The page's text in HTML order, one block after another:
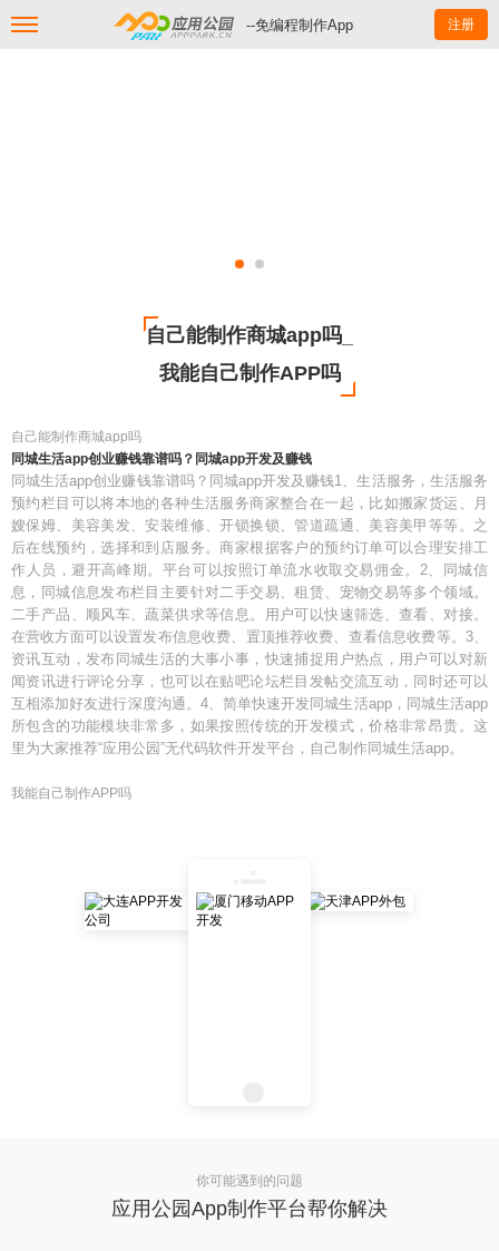
--免编程制作App 注册
自己能制作商城app吗_
我能自己制作APP吗
自己能制作商城app吗
同城生活app创业赚钱靠谱吗？同城app开发及赚钱
同城生活app创业赚钱靠谱吗？同城app开发及赚钱1、生活服务，生活服务
预约栏目可以将本地的各种生活服务商家整合在一起，比如搬家货运、月
嫂保姆、美容美发、安装维修、开锁换锁、管道疏通、美容美甲等等。之
后在线预约，选择和到店服务。商家根据客户的预约订单可以合理安排工
作人员，避开高峰期。平台可以按照订单流水收取交易佣金。2、同城信
息，同城信息发布栏目主要针对二手交易、租赁、宠物交易等多个领域。
二手产品、顺风车、蔬菜供求等信息。用户可以快速筛选、查看、对接。
在营收方面可以设置发布信息收费、置顶推荐收费、查看信息收费等。3、
资讯互动，发布同城生活的大事小事，快速捕捉用户热点，用户可以对新
闻资讯进行评论分享，也可以在贴吧论坛栏目发帖交流互动，同时还可以
互相添加好友进行深度沟通。4、简单快速开发同城生活app，同城生活app
所包含的功能模块非常多，如果按照传统的开发模式，价格非常昂贵。这
里为大家推荐“应用公园”无代码软件开发平台，自己制作同城生活app。
我能自己制作APP吗
你可能遇到的问题
应用公园App制作平台帮你解决